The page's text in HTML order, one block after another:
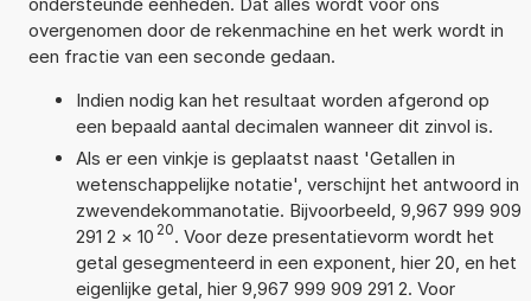
overgenomen door de rekenmachine en het werk wordt in
een fractie van een seconde gedaan.
Indien nodig kan het resultaat worden afgerond op
een bepaald aantal decimalen wanneer dit zinvol is.
Als er een vinkje is geplaatst naast 'Getallen in
wetenschappelijke notatie', verschijnt het antwoord in
zwevendekommanotatie. Bijvoorbeeld, 9,967 999 909
291 2 × 10 20. Voor deze presentatievorm wordt het
getal gesegmenteerd in een exponent, hier 20, en het
eigenlijke getal, hier 9,967 999 909 291 2. Voor